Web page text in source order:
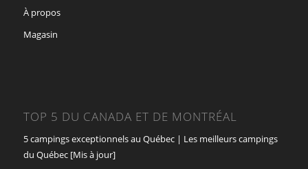
À propos
Magasin
TOP 5 DU CANADA ET DE MONTRÉAL
5 campings exceptionnels au Québec | Les meilleurs campings
du Québec [Mis à jour]